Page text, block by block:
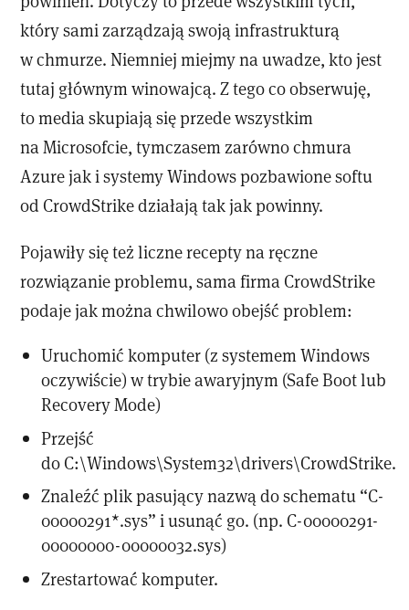
który sami zarządzają swoją infrastrukturą
w chmurze. Niemniej miejmy na uwadze, kto jest
tutaj głównym winowajcą. Z tego co obserwuję,
to media skupiają się przede wszystkim
na Microsofcie, tymczasem zarówno chmura
Azure jak i systemy Windows pozbawione softu
od CrowdStrike działają tak jak powinny.
Pojawiły się też liczne recepty na ręczne
rozwiązanie problemu, sama firma CrowdStrike
podaje jak można chwilowo obejść problem:
Uruchomić komputer (z systemem Windows
oczywiście) w trybie awaryjnym (Safe Boot lub
Recovery Mode)
Przejść
do C:\Windows\System32\drivers\CrowdStrike.
Znaleźć plik pasujący nazwą do schematu “C-
00000291*.sys” i usunąć go. (np. C-00000291-
00000000-00000032.sys)
Zrestartować komputer.